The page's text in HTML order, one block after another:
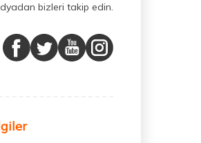
bizleri takip edin.